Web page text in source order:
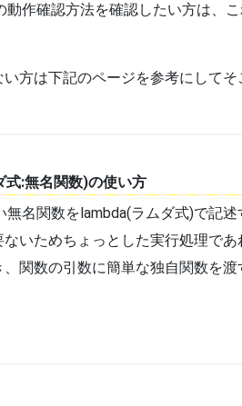
作確認方法を確認したい方は、
方は下記のページを参考にして
:無名関数)の使い方
名関数をlambda(ラムダ式)で記述
いためちょっとした実行処理であ
関数の引数に簡単な独自関数を渡